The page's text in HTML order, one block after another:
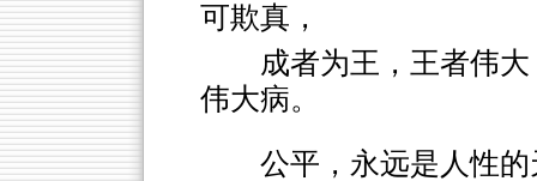
可欺真，
成者为王，王者伟
伟大病。
公平，永远是人性